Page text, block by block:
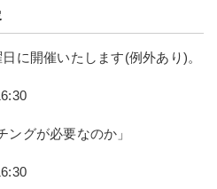
に開催いたします(例外あり)。
ングが必要なのか」